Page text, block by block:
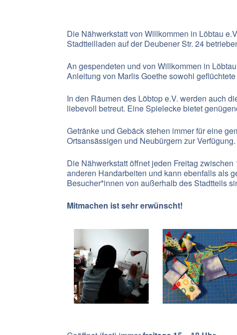
Die Nähwerkstattvon Willkommen in Löbtau
Stadtteilladen auf der Deubener Str. 24
An gespendeten und von Willkommen in
Anleitung von Marlis Goethe sowohl
In den Räumen des Löbtop e.V. werden auch
liebevoll betreut. Eine Spielecke bietet
Getränke und Gebäck stehen immer für eine
Ortsansässigen und Neubürgern zur Verfügung.
Die Nähwerkstattöffnet jeden Freitag zwischen
anderen Handarbeiten und kann ebenfalls als
Besucher*innen von außerhalb des Stadtteils
Mitmachen ist sehr erwünscht!